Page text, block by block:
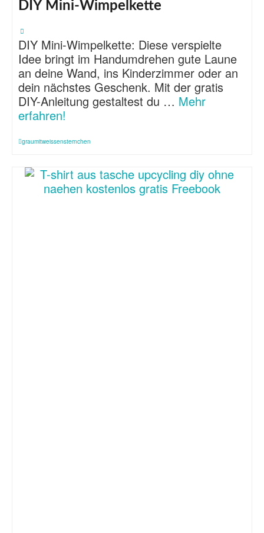
DIY Mini-Wimpelkette
DIY Mini-Wimpelkette: Diese verspielte
Idee bringt im Handumdrehen gute Laune
an deine Wand, ins Kinderzimmer oder an
dein nächstes Geschenk. Mit der gratis
DIY-Anleitung gestaltest du … Mehr
erfahren!
graumitweissensternchen